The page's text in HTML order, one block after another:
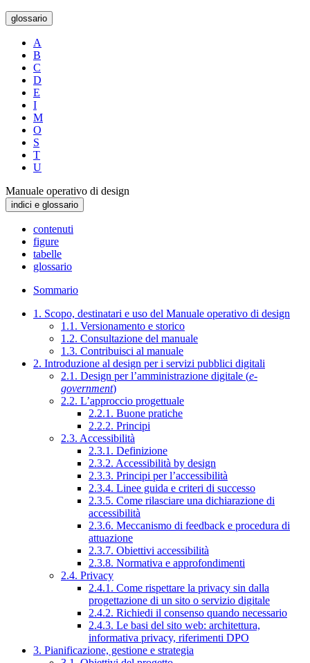
glossario
A
B
C
D
E
I
M
O
S
T
U
Manuale operativo di design
indici e glossario
contenuti
figure
tabelle
glossario
Sommario
1. Scopo, destinatari e uso del Manuale operativo di design
1.1. Versionamento e storico
1.2. Consultazione del manuale
1.3. Contribuisci al manuale
2. Introduzione al design per i servizi pubblici digitali
2.1. Design per l’amministrazione digitale (e-
government)
2.2. L’approccio progettuale
2.2.1. Buone pratiche
2.2.2. Principi
2.3. Accessibilità
2.3.1. Definizione
2.3.2. Accessibilità by design
2.3.3. Principi per l’accessibilità
2.3.4. Linee guida e criteri di successo
2.3.5. Come rilasciare una dichiarazione di
accessibilità
2.3.6. Meccanismo di feedback e procedura di
attuazione
2.3.7. Obiettivi accessibilità
2.3.8. Normativa e approfondimenti
2.4. Privacy
2.4.1. Come rispettare la privacy sin dalla
progettazione di un sito o servizio digitale
2.4.2. Richiedi il consenso quando necessario
2.4.3. Le basi del sito web: architettura,
informativa privacy, riferimenti DPO
3. Pianificazione, gestione e strategia